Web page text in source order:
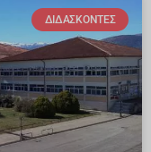
ΔΙΔΆΣΚΟΝΤΕΣ